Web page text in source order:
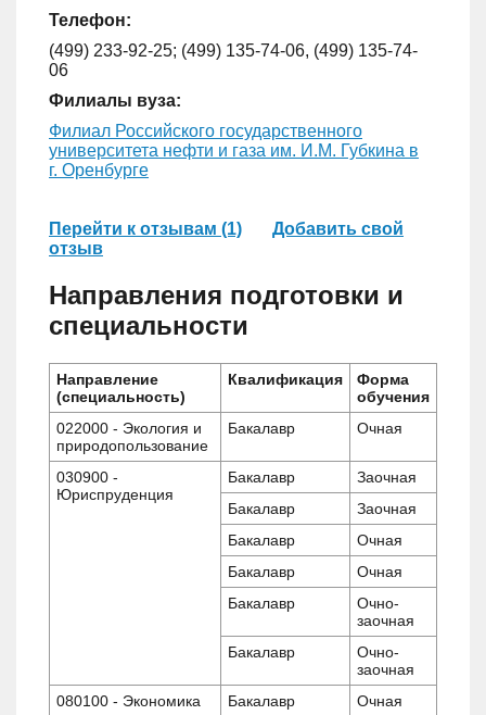
Телефон:
(499) 233-92-25; (499) 135-74-06, (499) 135-74-
06
Филиалы вуза:
Филиал Российского государственного
университета нефти и газа им. И.М. Губкина в
г. Оренбурге
Перейти к отзывам (1)
Добавить свой
отзыв
Направления подготовки и
специальности
Направление
(специальность)
Квалификация
Форма
обучения
022000 - Экология и
природопользование
Бакалавр Очная
030900 -
Юриспруденция
Бакалавр
Заочная
Бакалавр
Заочная
Бакалавр
Очная
Бакалавр
Очная
Бакалавр
Очно-
заочная
Бакалавр
Очно-
заочная
080100 - Экономика
Бакалавр
Очная